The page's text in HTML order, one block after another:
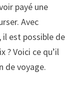
payé une
Avec
il est possible de
? Voici ce qu’il
de voyage.